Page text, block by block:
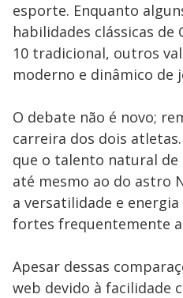
esporte. Enquanto
habilidades clássicas de
10 tradicional, outros
moderno e dinâmico de
O debate não é novo;
carreira dos dois
que o talento natural de
até mesmo ao do astro
a versatilidade e
fortes frequentemente
Apesar dessas
web devido à facilidade